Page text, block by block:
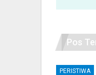
Pos
PERISTIWA